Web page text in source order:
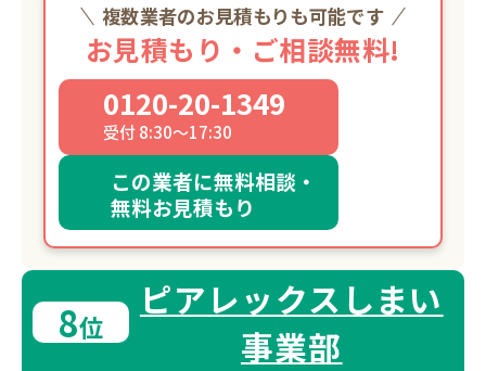
複数業者のお見積もりも可能です
お見積もり・ご相談無料!
0120-20-1349
受付 8:30～17:30
この業者に無料相談・
無料お見積もり
8位
ピアレックスしまい
事業部